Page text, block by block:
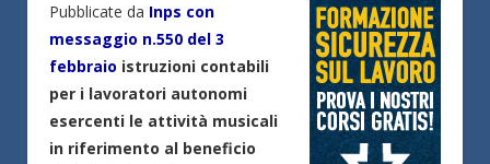
Pubblicate da Inps con
messaggio n.550 del 3
febbraio istruzioni contabili
per i lavoratori autonomi
esercenti le attività musicali
in riferimento al beneficio